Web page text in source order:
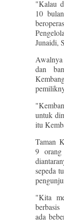
"Kalau
10
Junaidi,
dan
untuk
itu
Taman
9 orang
sepeda
"Kita
ada